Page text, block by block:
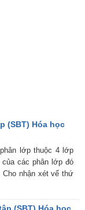
(SBT) Hóa học
lớp thuộc 4 lớp
các phân lớp đó
nhận xét vể thứ